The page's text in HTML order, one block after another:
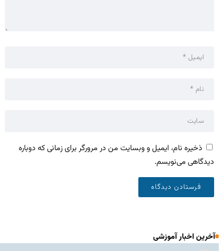
ذخیره نام، ایمیل و وبسایت من در مرورگر برای زمانی که دوباره
دیدگاهی می‌نویسم.
آخرین اخبار آموزشی